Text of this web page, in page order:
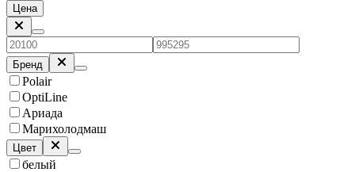
Цена
Бренд
Polair
OptiLine
Ариада
Марихолодмаш
Цвет
белый